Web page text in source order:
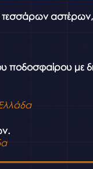
τεσσάρων
ποδοσφαίρου